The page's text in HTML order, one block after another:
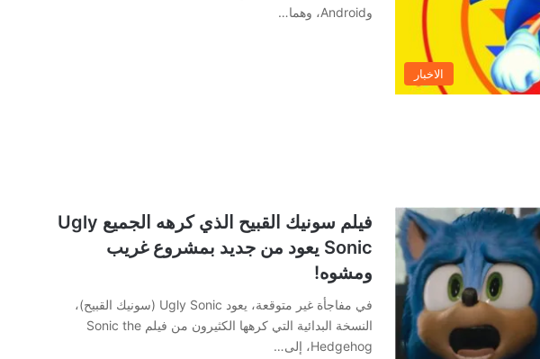
الاخبار
وAndroid، وهما…
فيلم سونيك القبيح الذي كرهه الجميع Ugly
Sonic يعود من جديد بمشروع غريب
ومشوه!
في مفاجأة غير متوقعة، يعود Ugly Sonic (سونيك القبيح)،
النسخة البدائية التي كرهها الكثيرون من فيلم Sonic the
Hedgehog، إلى…